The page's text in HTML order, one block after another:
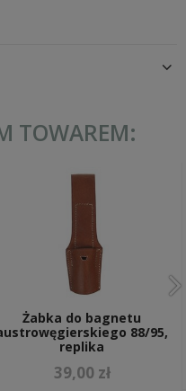
TOWAREM:
Żabka do bagnetu
88/95,
replika
39,00 zł